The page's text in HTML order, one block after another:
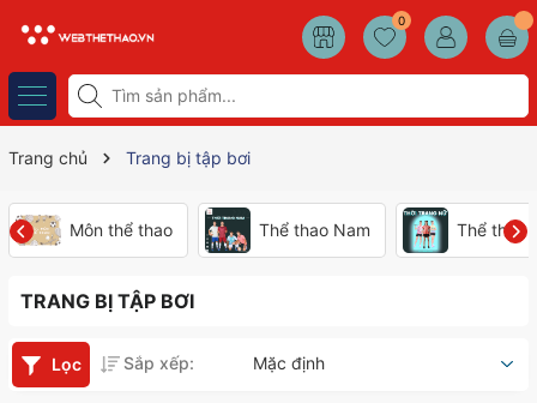
0
Trang chủ Trang bị tập bơi
Môn thể thao Thể thao Nam Thể thao
TRANG BỊ TẬP BƠI
Lọc Sắp xếp: Mặc định